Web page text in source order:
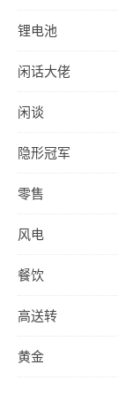
锂电池
闲话大佬
闲谈
隐形冠军
零售
风电
餐饮
高送转
黄金